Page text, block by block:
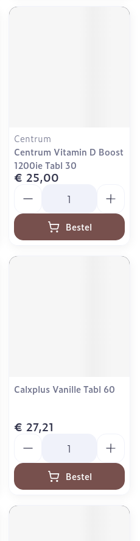
Centrum
Centrum Vitamin D Boost
1200ie Tabl 30
€ 25,00
Bestel
Calxplus Vanille Tabl 60
€ 27,21
Bestel